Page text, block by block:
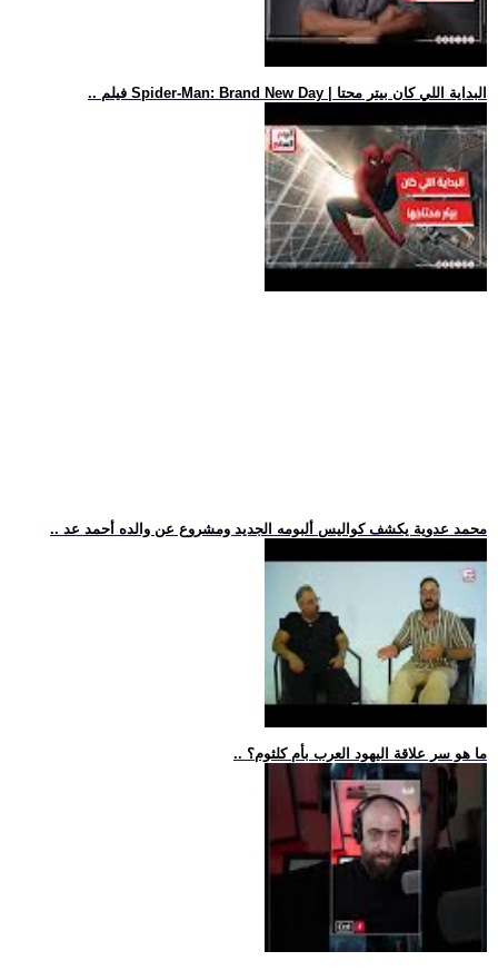
.. فيلم Spider-Man: Brand New Day | البداية اللي كان بيتر محتا
.. محمد عدوية يكشف كواليس ألبومه الجديد ومشروع عن والده أحمد عد
.. ما هو سر علاقة اليهود العرب بأم كلثوم؟